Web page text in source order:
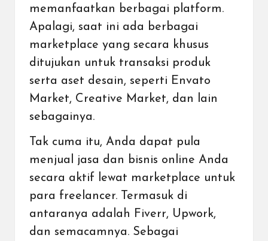
memanfaatkan berbagai platform.
Apalagi, saat ini ada berbagai
marketplace yang secara khusus
ditujukan untuk transaksi produk
serta aset desain, seperti Envato
Market, Creative Market, dan lain
sebagainya.
Tak cuma itu, Anda dapat pula
menjual jasa dan bisnis online Anda
secara aktif lewat marketplace untuk
para freelancer. Termasuk di
antaranya adalah Fiverr, Upwork,
dan semacamnya. Sebagai